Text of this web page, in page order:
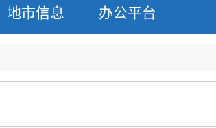
地市信息 办公平台